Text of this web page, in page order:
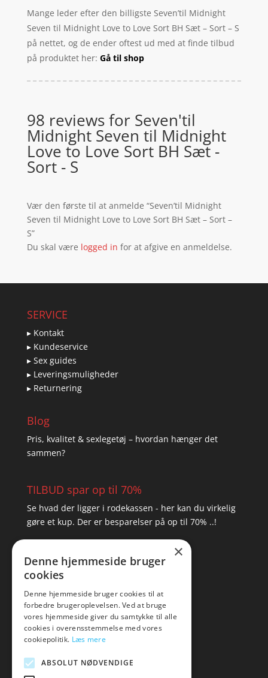
Mange leder efter den billigste Seven’til Midnight
Seven til Midnight Love to Love Sort BH Sæt – Sort – S
på nettet, og de ender oftest ud med at finde tilbud
på produktet her: Gå til shop
98 reviews for Seven'til
Midnight Seven til Midnight
Love to Love Sort BH Sæt -
Sort - S
Vær den første til at anmelde “Seven’til Midnight
Seven til Midnight Love to Love Sort BH Sæt – Sort –
S”
Du skal være logged in for at afgive en anmeldelse.
SERVICE
▸ Kontakt
▸ Kundeservice
▸ Sex guides
▸ Leveringsmuligheder
▸ Returnering
Blog
Pris, kvalitet & sexlegetøj – hvordan hænger det
sammen?
TILBUD spar op til 70%
Se hvad der ligger i rodekassen - her kan du virkelig
gøre et kup. Der er besparelser på op til 70% ..!
Tlf: 7876 8672
Mail: hej@amare.dk
×
Denne hjemmeside bruger
cookies
Denne hjemmeside bruger cookies til at
forbedre brugeroplevelsen. Ved at bruge
vores hjemmeside giver du samtykke til alle
cookies i overensstemmelse med vores
cookiepolitik. Læs mere
ABSOLUT NØDVENDIGE